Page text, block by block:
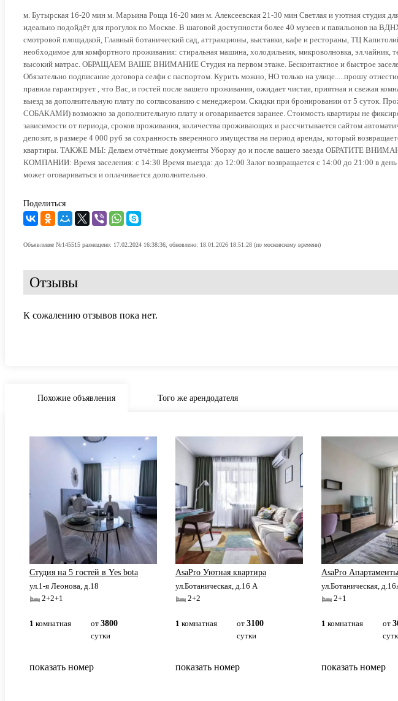
м. Бутырская 16-20 мин м. Марьина Роща 16-20 мин м. Алексеевская 21-30 мин Светлая и уютнaя студия
идеально подойдёт для прогулок по Москве. В шаговой доступности более 40 музеев и павильонов на
смотровой площадкой, Главный ботанический сад, аттракционы, выставки, кафе и рестораны, ТЦ
необходимое для комфортного проживания: стиральная машина, холодильник, микроволновка, эл.чайник,
высокий матрас. ОБРАЩАЕМ ВАШЕ ВНИМАНИЕ Студия на первом этаже. Бесконтактное и быстрое
Обязательно подписание договора селфи с паспортом. Курить можно, НО только на улице.....прошу
правила гарантирует , что Вас, и гостей после вашего проживания, ожидает чистая, приятная и свежая
выезд за дополнительную плату по согласованию с менеджером. Скидки при бронировании от 5 суток.
СОБАКАМИ) возможно за дополнительную плату и оговаривается заранее. Стоимость квартиры не
зависимости от периода, сроков проживания, количества проживающих и рассчитывается сайтом
депозит, в размере 4 000 руб за сохранность вверенного имущества на период аренды, который
квартиры. ТАКЖЕ МЫ: Делаем отчётные документы Уборку до и после вашего заезда ОБРАТИТЕ
КОМПАНИИ: Время заселения: с 14:30 Время выезда: до 12:00 Залог возвращается с 14:00 до 21:00 в день
может оговариваться и оплачивается дополнительно.
Поделиться
Объявление №145515 размещено: 17.02.2024 16:38:36, обновлено: 18.01.2026 18:51:28 (по московскому времени)
Отзывы
К сожалению отзывов пока нет.
Похожие объявления Того же арендодателя
Студия на 5 гостей в Yes bota
ул.1-я Леонова, д.18
2+2+1
1 комнатная от 3800
сутки
показать номер
AsaPro Уютная квартира
ул.Ботаническая, д.16 А
2+2
1 комнатная от 3100
сутки
показать номер
AsaPro
ул.Ботаническая,
2+1
1 комнатная от
показать номер